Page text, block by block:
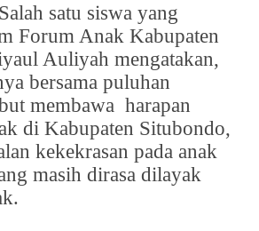
satu siswa yang
Forum Anak Kabupaten
Auliyah mengatakan,
bersama puluhan
membawa harapan
di Kabupaten Situbondo,
kekekrasan pada anak
masih dirasa dilayak